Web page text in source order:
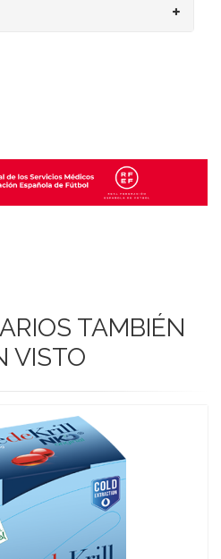
TAMBIÉN
VISTO